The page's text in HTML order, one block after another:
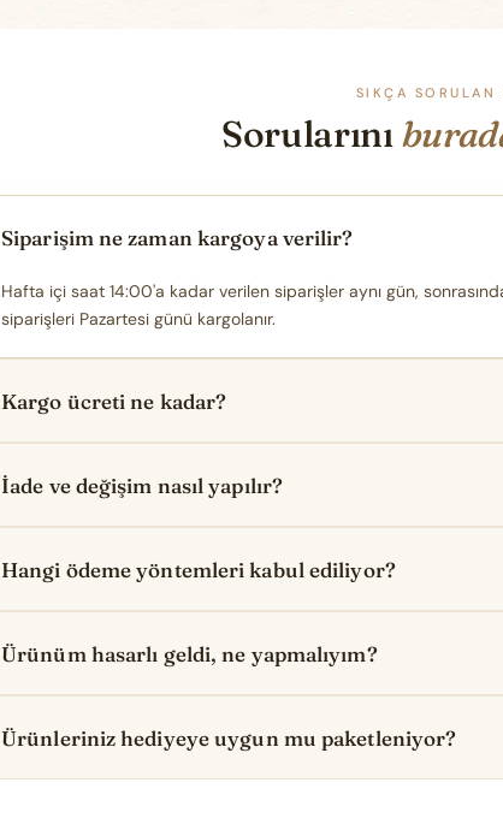
SIKÇA SORULAN
Sorularını
Siparişim ne zaman kargoya verilir?
Hafta içi saat 14:00'a kadar verilen siparişler aynı gün,
siparişleri Pazartesi günü kargolanır.
Kargo ücreti ne kadar?
İade ve değişim nasıl yapılır?
Hangi ödeme yöntemleri kabul ediliyor?
Ürünüm hasarlı geldi, ne yapmalıyım?
Ürünleriniz hediyeye uygun mu paketleniyor?